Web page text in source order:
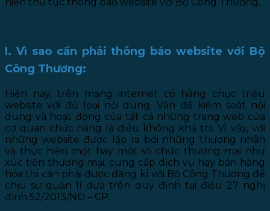
I. Vì sao cần phải thông báo website với Bộ
Công Thương:
Hiện nay, trên mạng internet có hàng chục triệu
website với đủ loại nội dung. Vấn đề kiểm soát nội
dung và hoạt động của tất cả những trang web của
cơ quan chức năng là điều không khả thi. Vì vậy, với
những website được lập ra bởi những thương nhân
và thực hiện một hay một số chức thương mại như
xúc tiến thương mại, cung cấp dịch vụ hay bán hàng
hóa thì cần phải được đăng kí với Bộ Công Thương để
chịu sự quản lí dựa trên quy định tại điều 27 nghị
định 52/2013/NĐ – CP.